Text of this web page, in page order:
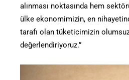
alınması noktasında hem
ülke ekonomimizin, en
tarafı olan tüketicimizin
değerlendiriyoruz.”